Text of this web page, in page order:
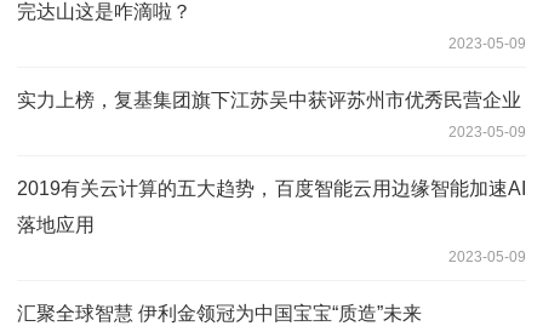
完达山这是咋滴啦？
2023-05-09
实力上榜，复基集团旗下江苏吴中获评苏州市优秀民营企业
2023-05-09
2019有关云计算的五大趋势，百度智能云用边缘智能加速AI
落地应用
2023-05-09
汇聚全球智慧 伊利金领冠为中国宝宝“质造”未来